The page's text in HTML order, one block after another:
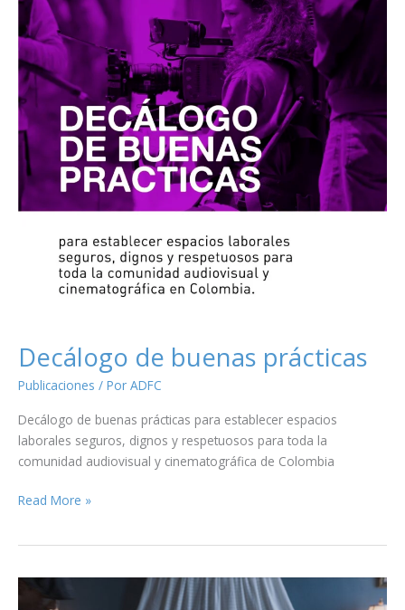
Decálogo de buenas prácticas
Publicaciones / Por ADFC
Decálogo de buenas prácticas para establecer espacios
laborales seguros, dignos y respetuosos para toda la
comunidad audiovisual y cinematográfica de Colombia
Decálogo
buenas
Read More »